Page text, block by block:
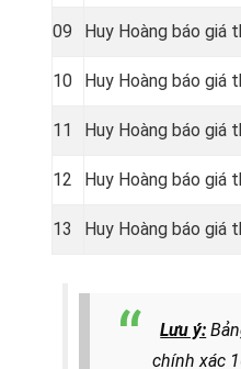
09 Huy Hoàng báo giá
10 Huy Hoàng báo giá
11 Huy Hoàng báo giá
12 Huy Hoàng báo giá
13 Huy Hoàng báo giá
Lưu ý:
chính xác